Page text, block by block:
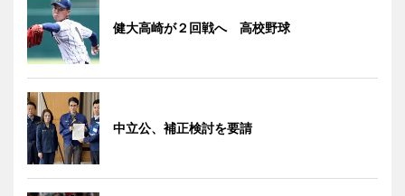
健大高崎が２回戦へ 高校野球
中立公、補正検討を要請